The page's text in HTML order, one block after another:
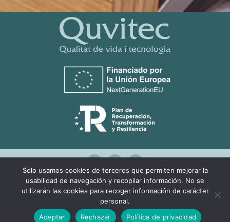
Design by:Agencia Marketing Online
Ingenium.Marketing
Solo usamos cookies de terceros que permiten mejorar la
usabilidad de navegación y recopilar información. No se
utilizarán las cookies para recoger información de carácter
personal.
Aceptar
Rechazar Política de privacidad